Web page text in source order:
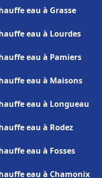
eau à Grasse
eau à Lourdes
eau à Pamiers
eau à Maisons
eau à Longueau
eau à Rodez
eau à Fosses
eau à Chamonix